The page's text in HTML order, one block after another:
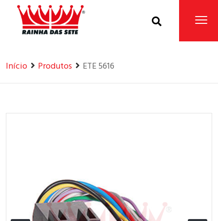
Home Produtos
Início Produtos ETE 5616